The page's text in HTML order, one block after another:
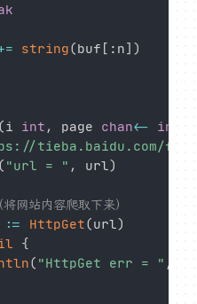
string(buf [ : n] )
(i int , page chan<- int
tieba.baidu.com/
( "url = " , url)
网站内容爬取下来）
:= HttpGet(url)
{
( "HttpGet err = " ,